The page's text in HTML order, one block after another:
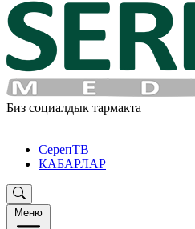
Биз социалдык тармакта
СерепТВ
КАБАРЛАР
Меню